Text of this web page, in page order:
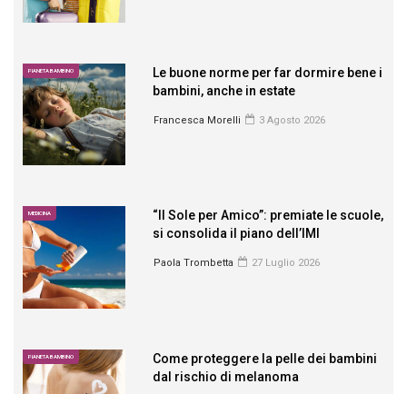
PIANETA BAMBINO
Le buone norme per far dormire bene i
bambini, anche in estate
Francesca Morelli 3 Agosto 2026
MEDICINA
“Il Sole per Amico”: premiate le scuole,
si consolida il piano dell’IMI
Paola Trombetta 27 Luglio 2026
PIANETA BAMBINO
Come proteggere la pelle dei bambini
dal rischio di melanoma